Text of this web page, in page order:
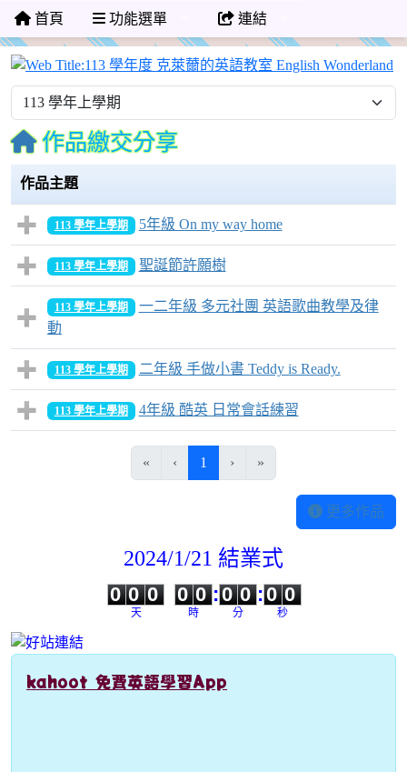
首頁 功能選單 連結
作品繳交分享
作品主題
113 學年上學期 5年級 On my way home
113 學年上學期 聖誕節許願樹
113 學年上學期
一二年級 多元社團 英語歌曲教學及律
動
113 學年上學期 二年級 手做小書 Teddy is Ready.
113 學年上學期 4年級 酷英 日常會話練習
« ‹ 1 (目前頁次)
› »
更多作品
2024/1/21 結業式
0
0
0
0
0
天
0
0
0
0
時
:
0
0
0
0
分
:
0
0 0
秒
kahoot 免費英語學習App